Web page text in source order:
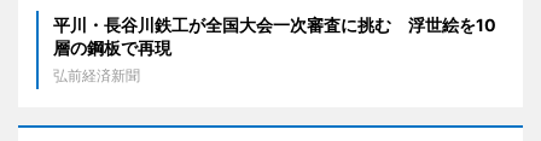
平川・長谷川鉄工が全国大会一次審査に挑む 浮世絵を10
層の鋼板で再現
弘前経済新聞